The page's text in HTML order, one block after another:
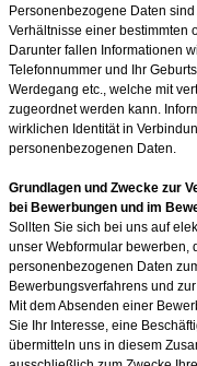
Personenbezogene Daten
Verhältnisse einer bestimmten
Darunter fallen Informationen
Telefonnummer und Ihr
Werdegang etc., welche mit
zugeordnet werden kann.
wirklichen Identität in
personenbezogenen Daten.
Grundlagen und Zwecke zur
bei Bewerbungen und im
Sollten Sie sich bei uns auf
unser Webformular bewerben,
personenbezogenen Daten
Bewerbungsverfahrens und
Mit dem Absenden einer
Sie Ihr Interesse, eine
übermitteln uns in diesem